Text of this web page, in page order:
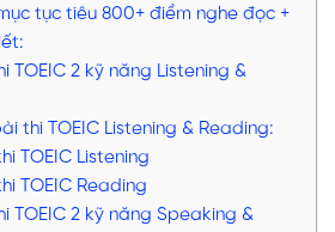
tục tiêu 800+ điểm nghe đọc +
TOEIC 2 kỹ năng Listening &
thi TOEIC Listening & Reading:
TOEIC Listening
TOEIC Reading
TOEIC 2 kỹ năng Speaking &